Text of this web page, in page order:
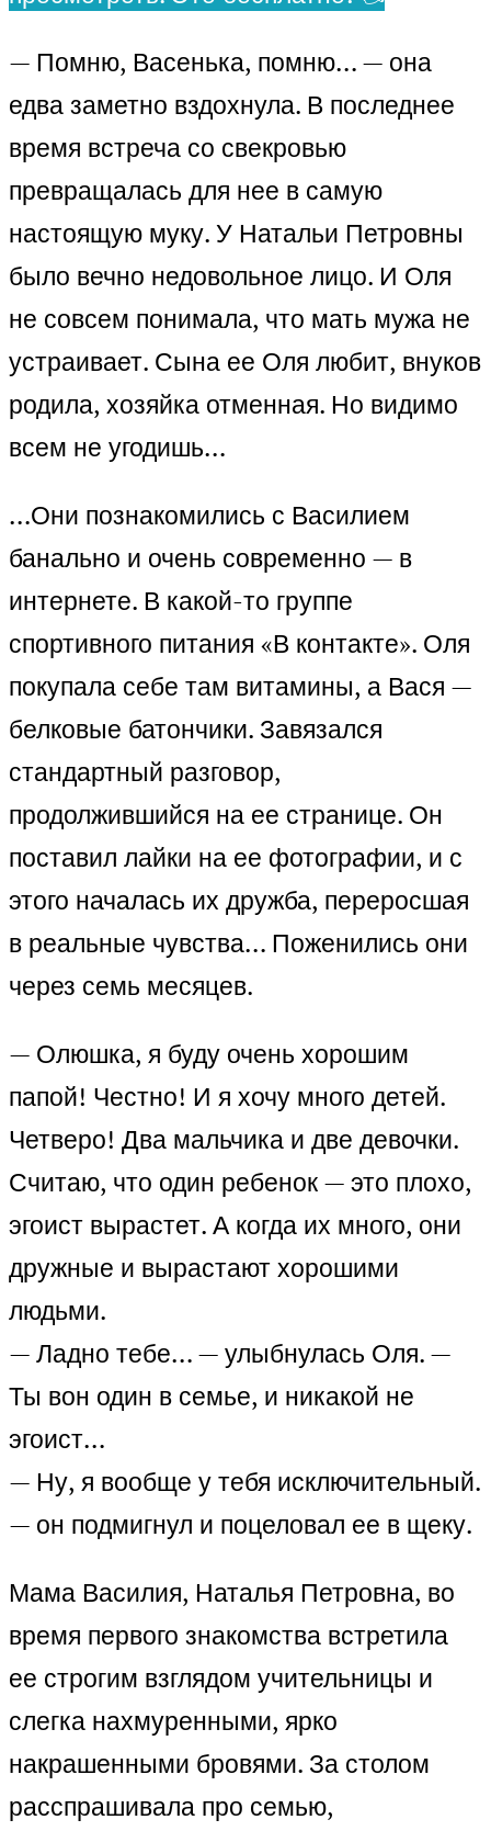
— Помню, Васенька, помню… — она
едва заметно вздохнула. В последнее
время встреча со свекровью
превращалась для нее в самую
настоящую муку. У Натальи Петровны
было вечно недовольное лицо. И Оля
не совсем понимала, что мать мужа не
устраивает. Сына ее Оля любит, внуков
родила, хозяйка отменная. Но видимо
всем не угодишь…
…Они познакомились с Василием
банально и очень современно — в
интернете. В какой-то группе
спортивного питания «В контакте». Оля
покупала себе там витамины, а Вася —
белковые батончики. Завязался
стандартный разговор,
продолжившийся на ее странице. Он
поставил лайки на ее фотографии, и с
этого началась их дружба, переросшая
в реальные чувства… Поженились они
через семь месяцев.
— Олюшка, я буду очень хорошим
папой! Честно! И я хочу много детей.
Четверо! Два мальчика и две девочки.
Считаю, что один ребенок — это плохо,
эгоист вырастет. А когда их много, они
дружные и вырастают хорошими
людьми.
— Ладно тебе… — улыбнулась Оля. —
Ты вон один в семье, и никакой не
эгоист…
— Ну, я вообще у тебя исключительный.
— он подмигнул и поцеловал ее в щеку.
Мама Василия, Наталья Петровна, во
время первого знакомства встретила
ее строгим взглядом учительницы и
слегка нахмуренными, ярко
накрашенными бровями. За столом
расспрашивала про семью,